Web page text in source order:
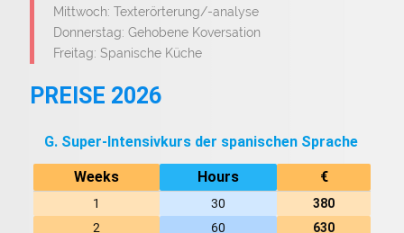
Mittwoch: Texterörterung/-analyse
Donnerstag: Gehobene Koversation
Freitag: Spanische Küche
PREISE 2026
G. Super-Intensivkurs der spanischen Sprache
Weeks Hours €
1 30
380
2
60
630